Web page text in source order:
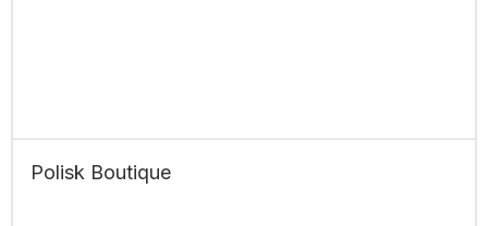
Polisk Boutique